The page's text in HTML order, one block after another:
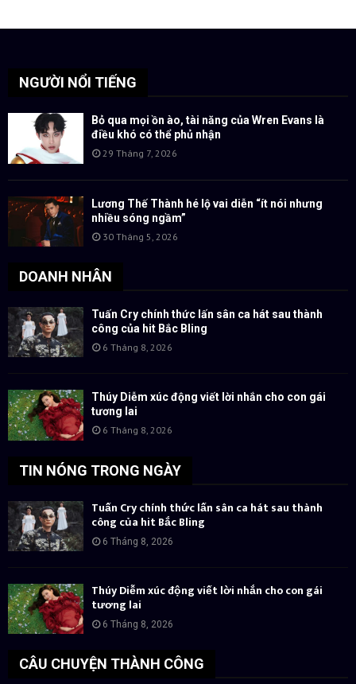
NGƯỜI NỔI TIẾNG
Bỏ qua mọi ồn ào, tài năng của Wren Evans là
điều khó có thể phủ nhận
29 Tháng 7, 2026
Lương Thế Thành hé lộ vai diễn “ít nói nhưng
nhiều sóng ngầm”
30 Tháng 5, 2026
DOANH NHÂN
Tuấn Cry chính thức lấn sân ca hát sau thành
công của hit Bắc Bling
6 Tháng 8, 2026
Thúy Diễm xúc động viết lời nhắn cho con gái
tương lai
6 Tháng 8, 2026
TIN NÓNG TRONG NGÀY
Tuấn Cry chính thức lấn sân ca hát sau thành
công của hit Bắc Bling
6 Tháng 8, 2026
Thúy Diễm xúc động viết lời nhắn cho con gái
tương lai
6 Tháng 8, 2026
CÂU CHUYỆN THÀNH CÔNG